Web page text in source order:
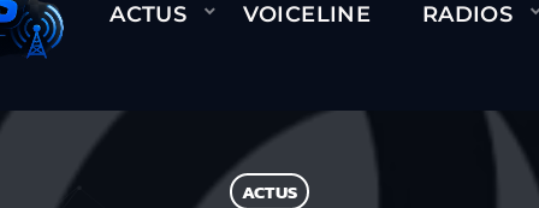
ACTUS VOICELINE RADIOS
ACTUS